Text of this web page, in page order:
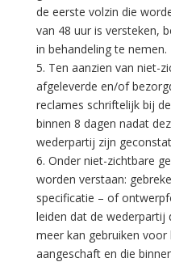
de eerste volzin die
van 48 uur is versteken,
in behandeling te nemen.
5. Ten aanzien van niet-
afgeleverde en/of
reclames schriftelijk bij
binnen 8 dagen nadat
wederpartij zijn
6. Onder niet-zichtbare
worden verstaan:
specificatie – of
leiden dat de wederpartij
meer kan gebruiken
aangeschaft en die